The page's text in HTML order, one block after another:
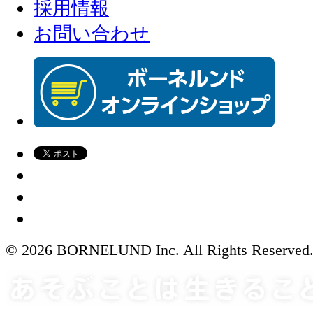
採用情報
お問い合わせ
© 2026 BORNELUND Inc. All Rights Reserved.